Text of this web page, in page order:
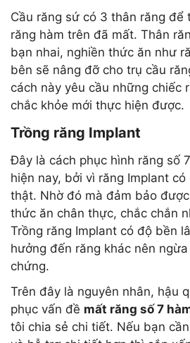
Cầu răng sứ có 3 thân răng để
răng hàm trên đã mất. Thân
bạn nhai, nghiền thức ăn như
bên sẽ nâng đỡ cho trụ cầu
cách này yêu cầu những chiếc
chắc khỏe mới thực hiện được.
Trồng răng Implant
Đây là cách phục hình răng số
hiện nay, bởi vì răng Implant
thật. Nhờ đó mà đảm bảo
thức ăn chân thực, chắc chắn
Trồng răng Implant có độ bền
hưởng đến răng khác nên
chứng.
Trên đây là nguyên nhân, hậu
phục vấn đề mất răng số 7
tôi chia sẻ chi tiết. Nếu bạn